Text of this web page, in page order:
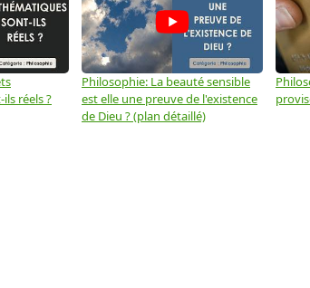
réels ?
Philosophie: La beauté sensible
est elle une preuve de l'existence
de Dieu ? (plan détaillé)